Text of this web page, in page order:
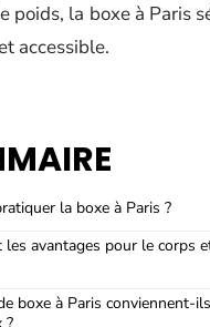
poids, la boxe à Paris
accessible.
la boxe à Paris ?
avantages pour le corps
boxe à Paris conviennent-
?